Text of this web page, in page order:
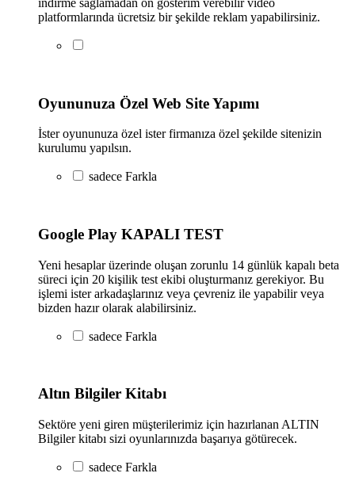
platformlarında ücretsiz bir şekilde reklam yapabilirsiniz.
Oyununuza Özel Web Site Yapımı
İster oyununuza özel ister firmanıza özel şekilde sitenizin
kurulumu yapılsın.
sadece Farkla
Google Play KAPALI TEST
Yeni hesaplar üzerinde oluşan zorunlu 14 günlük kapalı beta
süreci için 20 kişilik test ekibi oluşturmanız gerekiyor. Bu
işlemi ister arkadaşlarınız veya çevreniz ile yapabilir veya
bizden hazır olarak alabilirsiniz.
sadece Farkla
Altın Bilgiler Kitabı
Sektöre yeni giren müşterilerimiz için hazırlanan ALTIN
Bilgiler kitabı sizi oyunlarınızda başarıya götürecek.
sadece Farkla